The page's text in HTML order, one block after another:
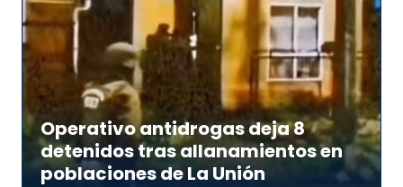
Operativo antidrogas deja 8
detenidos tras allanamientos en
poblaciones de La Unión